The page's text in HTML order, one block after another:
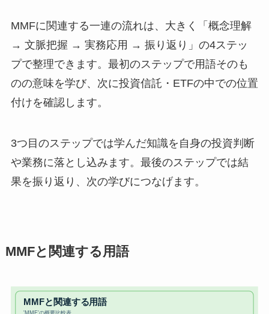
MMFに関連する一連の流れは、大きく「概念理解
→ 文脈把握 → 実務応用 → 振り返り」の4ステッ
プで整理できます。最初のステップで用語そのも
のの意味を学び、次に投資信託・ETFの中での位置
付けを確認します。
3つ目のステップでは学んだ知識を自身の投資判断
や業務に落とし込みます。最後のステップでは結
果を振り返り、次の学びにつなげます。
MMFと関連する用語